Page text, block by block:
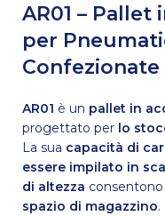
AR01 – Pallet
per
Confezionate
AR01 è un pallet in
progettato per lo
La sua capacità di
essere impilato in
di altezza consentono
spazio di magazzino.